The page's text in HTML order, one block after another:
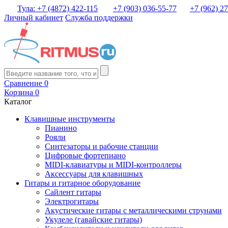
Тула: +7 (4872) 422-115 +7 (903) 036-55-77
+7 (962)
Личный кабинет Служба поддержки
Сравнение 0
Корзина 0
Каталог
Клавишные инструменты
Пианино
Рояли
Синтезаторы и рабочие станции
Цифровые фортепиано
MIDI-клавиатуры и MIDI-контроллеры
Аксессуары для клавишных
Гитары и гитарное оборудование
Сайлент гитары
Электрогитары
Акустические гитары с металлическими струнами
Укулеле (гавайские гитары)